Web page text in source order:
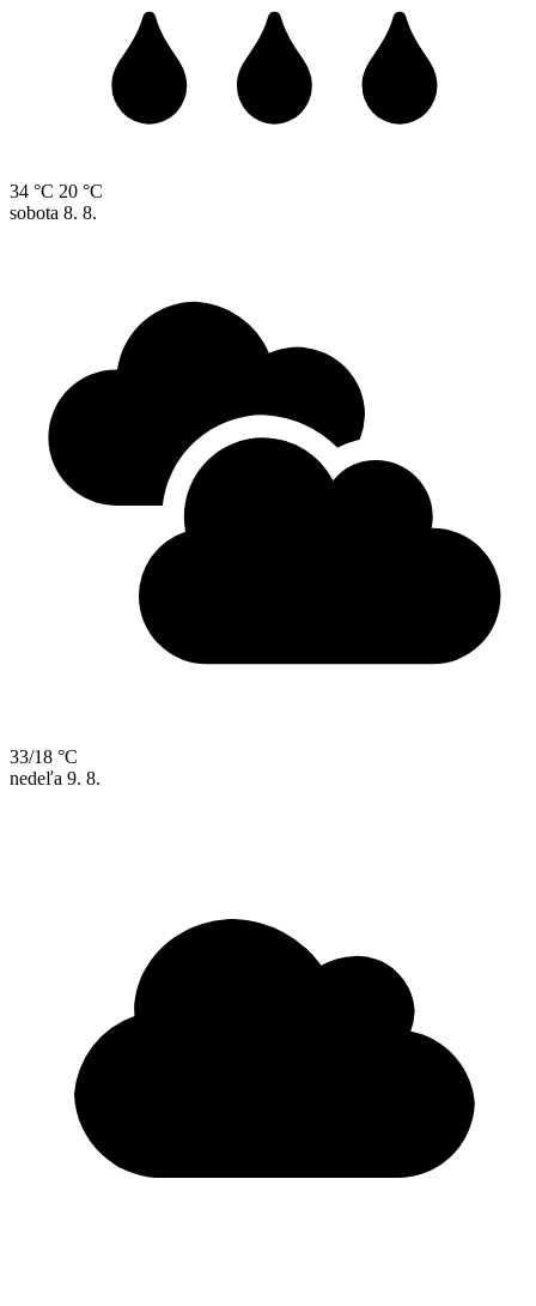
34 °C 20 °C
sobota 8. 8.
33/18 °C
nedeľa 9. 8.